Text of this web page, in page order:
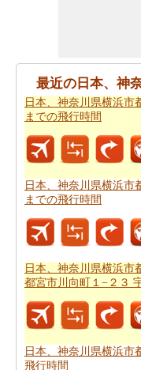
すべてのより良い計
重要なご旅行の要約
本、神奈川県横浜市
区から。あなたは自
都筑区から日本、福
するのに役立ちます
道路の旅の代わりに
本、福岡県福岡市
要です。
あなたは未知の街に
のルートを知るこ
ーは、あなたの旅
の道路ルートプラン
最近の日本、神
日本、神奈川県横浜市
までの飛行時間
日本、神奈川県横浜市
までの飛行時間
日本、神奈川県横浜市
都宮市川向町１−２３
日本、神奈川県横浜市
飛行時間